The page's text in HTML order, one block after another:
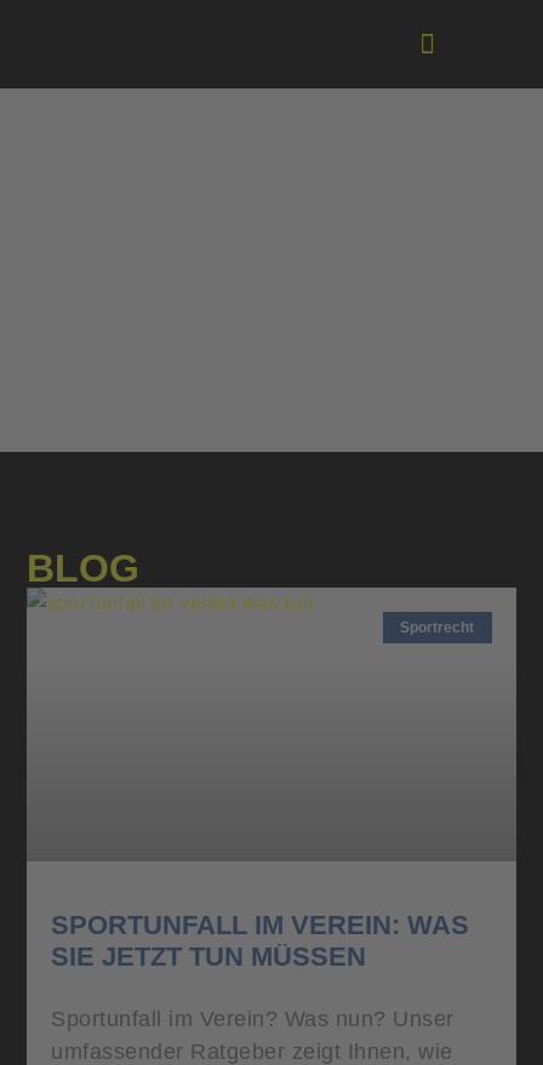
BLOG
Sportrecht
SPORTUNFALL IM VEREIN: WAS
SIE JETZT TUN MÜSSEN
Sportunfall im Verein? Was nun? Unser
umfassender Ratgeber zeigt Ihnen, wie